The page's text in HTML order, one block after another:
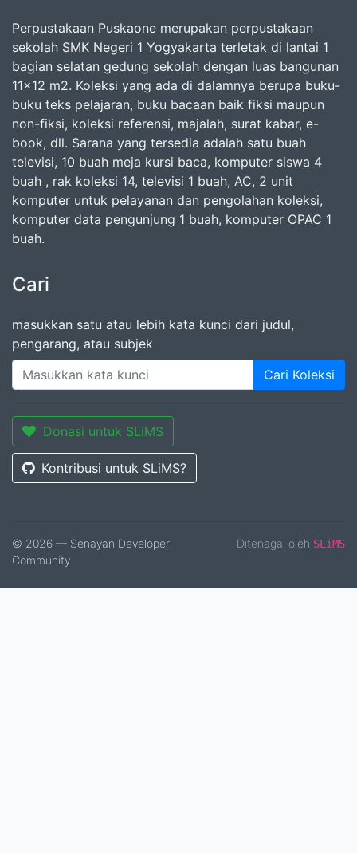
Perpustakaan Puskaone merupakan perpustakaan
sekolah SMK Negeri 1 Yogyakarta terletak di lantai 1
bagian selatan gedung sekolah dengan luas bangunan
11x12 m2. Koleksi yang ada di dalamnya berupa buku-
buku teks pelajaran, buku bacaan baik fiksi maupun
non-fiksi, koleksi referensi, majalah, surat kabar, e-
book, dll. Sarana yang tersedia adalah satu buah
televisi, 10 buah meja kursi baca, komputer siswa 4
buah , rak koleksi 14, televisi 1 buah, AC, 2 unit
komputer untuk pelayanan dan pengolahan koleksi,
komputer data pengunjung 1 buah, komputer OPAC 1
buah.
Cari
masukkan satu atau lebih kata kunci dari judul,
pengarang, atau subjek
Cari Koleksi
Donasi untuk SLiMS
Kontribusi untuk SLiMS?
© 2026 — Senayan Developer
Community
Ditenagai oleh SLiMS